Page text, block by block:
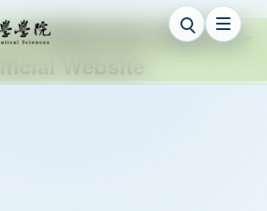
太阳集团(股份)有限公司-